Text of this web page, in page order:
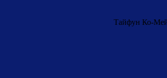
Тайфун Ко-Мей